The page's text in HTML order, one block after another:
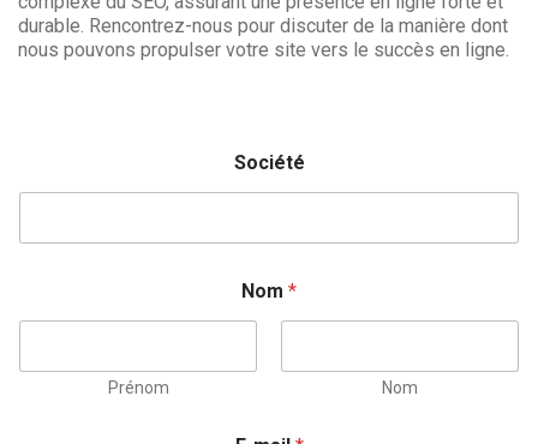
durable. Rencontrez-nous pour discuter de la manière dont
nous pouvons propulser votre site vers le succès en ligne.
Société
Nom *
Prénom Nom